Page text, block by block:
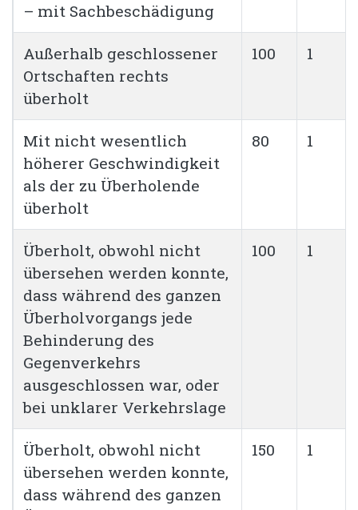
– mit Sachbeschädigung
Außerhalb geschlossener
Ortschaften rechts
überholt
100 1
Mit nicht wesentlich
höherer Geschwindigkeit
als der zu Überholende
überholt
80 1
Überholt, obwohl nicht
übersehen werden konnte,
dass während des ganzen
Überholvorgangs jede
Behinderung des
Gegenverkehrs
ausgeschlossen war, oder
bei unklarer Verkehrslage
100 1
Überholt, obwohl nicht
übersehen werden konnte,
dass während des ganzen
150 1